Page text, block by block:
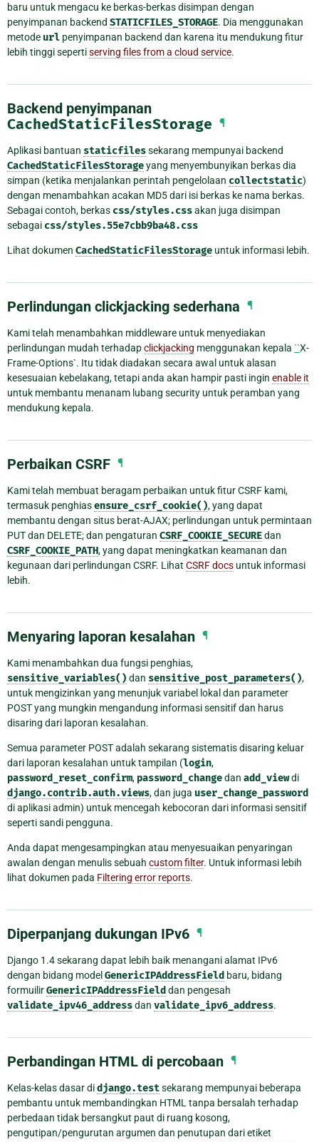
baru untuk mengacu ke berkas-berkas disimpan dengan
penyimpanan backend STATICFILES_STORAGE. Dia menggunakan
metode url penyimpanan backend dan karena itu mendukung fitur
lebih tinggi sepertiserving files from a cloud service.
Backend penyimpanan
CachedStaticFilesStorage ¶
Aplikasi bantuan staticfilessekarang mempunyai backend
CachedStaticFilesStorageyang menyembunyikan berkas dia
simpan (ketika menjalankan perintah pengelolaan collectstatic)
dengan menambahkan acakan MD5 dari isi berkas ke nama berkas.
Sebagai contoh, berkas css/styles.cssakan juga disimpan
sebagai css/styles.55e7cbb9ba48.css
Lihat dokumen CachedStaticFilesStorage untuk informasi lebih.
Perlindungan clickjacking sederhana ¶
Kami telah menambahkan middleware untuk menyediakan
perlindungan mudah terhadapclickjacking menggunakan kepala ``X-
Frame-Options`. Itu tidak diadakan secara awal untuk alasan
kesesuaian kebelakang, tetapi anda akan hampir pasti ingin enable it
untuk membantu menanam lubang security untuk peramban yang
mendukung kepala.
Perbaikan CSRF ¶
Kami telah membuat beragam perbaikan untuk fitur CSRF kami,
termasuk penghiasensure_csrf_cookie(), yang dapat
membantu dengan situs berat-AJAX; perlindungan untuk permintaan
PUT dan DELETE; dan pengaturan CSRF_COOKIE_SECUREdan
CSRF_COOKIE_PATH, yang dapat meningkatkan keamanan dan
kegunaan dari perlindungan CSRF. Lihat CSRF docs untuk informasi
lebih.
Menyaring laporan kesalahan ¶
Kami menambahkan dua fungsi penghias,
sensitive_variables() dan sensitive_post_parameters(),
untuk mengizinkan yang menunjuk variabel lokal dan parameter
POST yang mungkin mengandung informasi sensitif dan harus
disaring dari laporan kesalahan.
Semua parameter POST adalah sekarang sistematis disaring keluar
dari laporan kesalahan untuk tampilan (login,
password_reset_confirm, password_changedan add_viewdi
django.contrib.auth.views, dan juga user_change_password
di aplikasi admin) untuk mencegah kebocoran dari informasi sensitif
seperti sandi pengguna.
Anda dapat mengesampingkan atau menyesuaikan penyaringan
awalan dengan menulis sebuah custom filter. Untuk informasi lebih
lihat dokumen pada Filtering error reports.
Diperpanjang dukungan IPv6 ¶
Django 1.4 sekarang dapat lebih baik menangani alamat IPv6
dengan bidang model GenericIPAddressField baru, bidang
formuilirGenericIPAddressField dan pengesah
validate_ipv46_addressdan validate_ipv6_address.
Perbandingan HTML di percobaan ¶
Kelas-kelas dasar didjango.testsekarang mempunyai beberapa
pembantu untuk membandingkan HTML tanpa bersalah terhadap
perbedaan tidak bersangkut paut di ruang kosong,
pengutipan/pengurutan argumen dan penutupan dari etiket